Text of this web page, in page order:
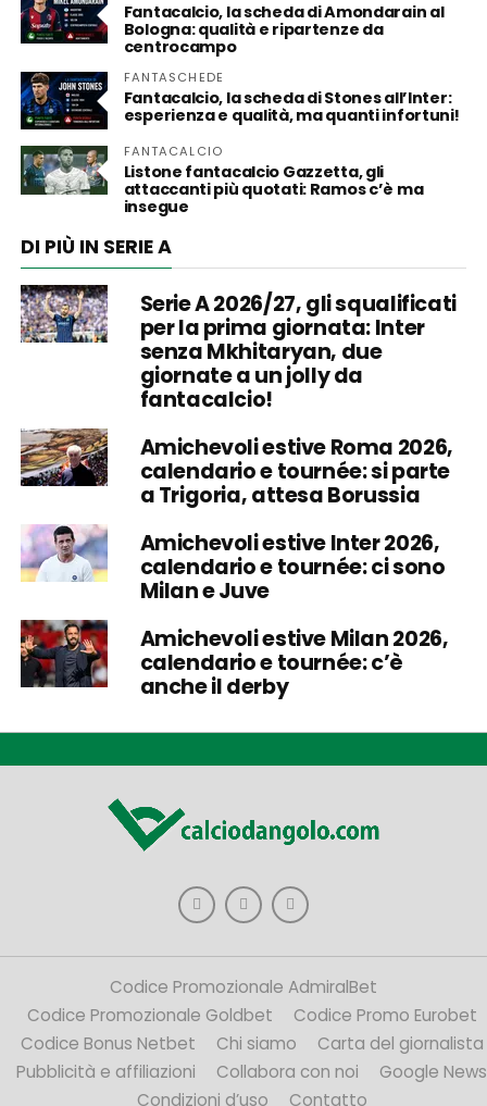
Fantacalcio, la scheda di Amondarain al
Bologna: qualità e ripartenze da
centrocampo
FANTASCHEDE
Fantacalcio, la scheda di Stones all’Inter:
esperienza e qualità, ma quanti infortuni!
FANTACALCIO
Listone fantacalcio Gazzetta, gli
attaccanti più quotati: Ramos c’è ma
insegue
DI PIÙ IN SERIE A
Serie A 2026/27, gli squalificati
per la prima giornata: Inter
senza Mkhitaryan, due
giornate a un jolly da
fantacalcio!
Amichevoli estive Roma 2026,
calendario e tournée: si parte
a Trigoria, attesa Borussia
Amichevoli estive Inter 2026,
calendario e tournée: ci sono
Milan e Juve
Amichevoli estive Milan 2026,
calendario e tournée: c’è
anche il derby
Codice Promozionale AdmiralBet
Codice Promozionale Goldbet
Codice Promo Eurobet
Codice Bonus Netbet
Chi siamo
Carta del giornalista
Pubblicità e affiliazioni
Collabora con noi
Google News
Condizioni d’uso
Contatto